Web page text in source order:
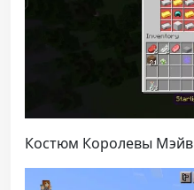
Костюм Королевы Мэйв